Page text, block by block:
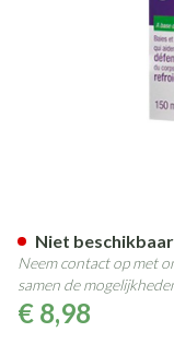
€ 8,98
Niet beschikbaar
Neem contact op met
samen de